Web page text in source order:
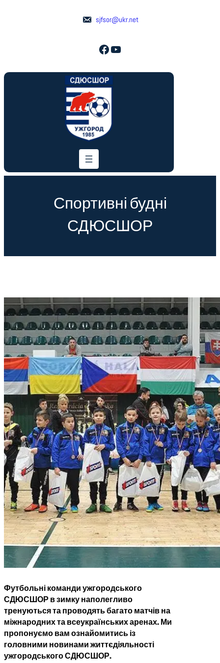
sjfsor@ukr.net
Facebook YouTube
Спортивні будні
СДЮСШОР
Футбольні команди ужгородського
СДЮСШОР в зимку наполегливо
тренуються та проводять багато матчів на
міжнародних та всеукраїнських аренах. Ми
пропонуємо вам ознайомитись із
головними новинами життєдіяльності
ужгородського СДЮСШОР.